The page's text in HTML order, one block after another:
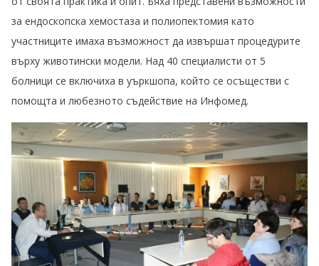
за ендоскопска хемостаза и полиопектомия като
участниците имаха възможност да извършат процедурите
върху животински модели. Над 40 специалисти от 5
болници се включиха в уъркшопа, който се осъществи с
помощта и любезното съдействие на Инфомед.